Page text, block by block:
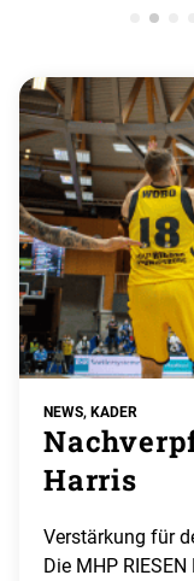
NEWS, KADER
Harris
Verstärkung für
Die MHP